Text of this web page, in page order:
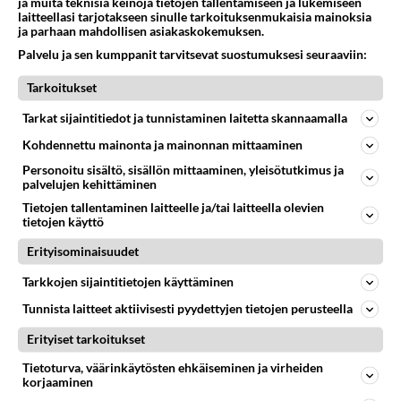
LUETUIMMAT KESKUSTELUT
PÄIVÄ VIIKKO KUUKAUSI
Anteeksi arkuuteni
06.08.2026 16:54
Ikävä
53
1067
Kuka melkein täysi-ikäinen hukkui?
06.08.2026 20:09
22
1050
Perussuomalaisten kannatus nousi rytinällä Ylen tänään julkaisemassa tuoreimmassa gallup-kyselyssä.
514
838
kenen näköinen
kaivattusi on ?
07.08.2026 16:24
Ikävä
824
laitteellasi tarjotakseen sinulle tarkoituksenmukaisia mainoksia
ja parhaan mahdollisen asiakaskokemuksen.
Palvelu ja sen kumppanit tarvitsevat suostumuksesi seuraaviin:
Tarkoitukset
Tarkat sijaintitiedot ja tunnistaminen laitetta skannaamalla
Kohdennettu mainonta ja mainonnan mittaaminen
Personoitu sisältö, sisällön mittaaminen, yleisötutkimus ja
palvelujen kehittäminen
Tietojen tallentaminen laitteelle ja/tai laitteella olevien
tietojen käyttö
Erityisominaisuudet
Tarkkojen sijaintitietojen käyttäminen
Tunnista laitteet aktiivisesti pyydettyjen tietojen perusteella
Erityiset tarkoitukset
Tietoturva, väärinkäytösten ehkäiseminen ja virheiden
korjaaminen